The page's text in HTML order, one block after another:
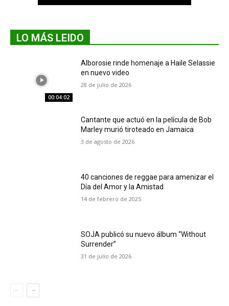
LO MÁS LEIDO
00:04:02
Alborosie rinde homenaje a Haile Selassie
en nuevo video
28 de julio de 2026
Cantante que actuó en la película de Bob
Marley murió tiroteado en Jamaica
3 de agosto de 2026
40 canciones de reggae para amenizar el
Día del Amor y la Amistad
14 de febrero de 2025
SOJA publicó su nuevo álbum “Without
Surrender”
31 de julio de 2026